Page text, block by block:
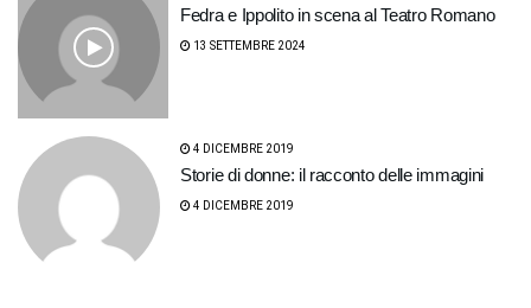
Fedra e Ippolito in scena al Teatro Romano
13 SETTEMBRE 2024
4 DICEMBRE 2019
Storie di donne: il racconto delle immagini
4 DICEMBRE 2019